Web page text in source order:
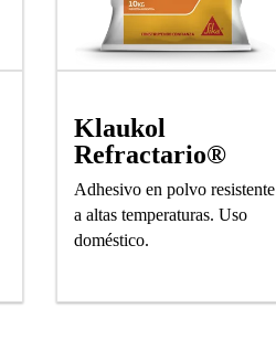
Klaukol
Refractario®
Adhesivo en polvo resistente
a altas temperaturas. Uso
doméstico.